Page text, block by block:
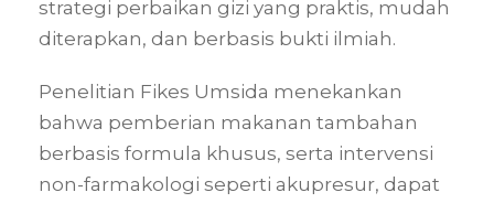
strategi perbaikan gizi yang praktis, mudah
diterapkan, dan berbasis bukti ilmiah.
Penelitian Fikes Umsida menekankan
bahwa pemberian makanan tambahan
berbasis formula khusus, serta intervensi
non-farmakologi seperti akupresur, dapat